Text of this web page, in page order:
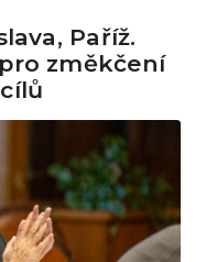
Paříž.
změkčení